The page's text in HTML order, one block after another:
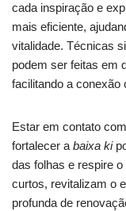
cada inspiração e
mais eficiente,
vitalidade. Técnicas
podem ser feitas em
facilitando a conexão
Estar em contato
fortalecer a baixa ki
das folhas e respire
curtos, revitalizam o
profunda de